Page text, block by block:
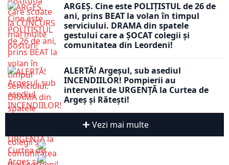
ARGEȘ. Cine este POLIȚISTUL de 26 de
ani, prins BEAT la volan în timpul
serviciului. DRAMA din spatele
gestului care a ȘOCAT colegii și
comunitatea din Leordeni!
ALERTĂ! Argeșul, sub asediul
INCENDIILOR! Pompierii au
intervenit de URGENȚĂ la Curtea de
Argeș și Rătești!
Vezi mai multe